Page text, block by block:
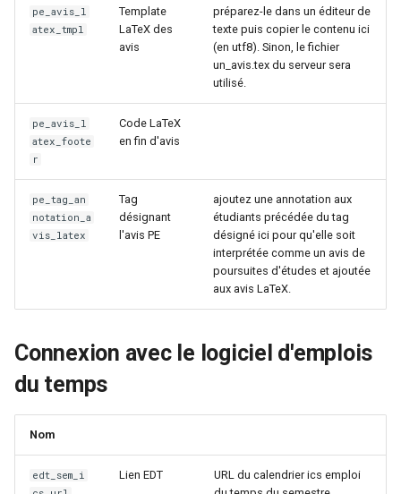
pe_avis_l
atex_tmpl
Template
LaTeX des
avis
préparez-le dans un éditeur de
texte puis copier le contenu ici
(en utf8). Sinon, le fichier
un_avis.tex du serveur sera
utilisé.
pe_avis_l
atex_foote
r
Code LaTeX
en fin d'avis
pe_tag_an
notation_a
vis_latex
Tag
désignant
l'avis PE
ajoutez une annotation aux
étudiants précédée du tag
désigné ici pour qu'elle soit
interprétée comme un avis de
poursuites d'études et ajoutée
aux avis LaTeX.
Connexion avec le logiciel d'emplois
du temps
Nom
edt_sem_i
Lien EDT
URL du calendrier ics emploi